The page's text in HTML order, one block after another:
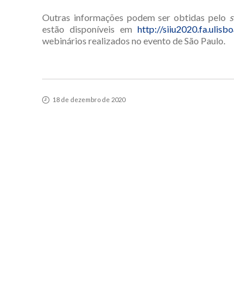
Outras informações podem ser obtidas pelo
estão disponíveis em http://
webinários realizados no evento de São Paulo.
18 de dezembro de 2020